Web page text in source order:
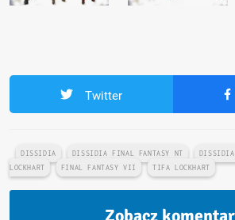
Twitter
DISSIDIA DISSIDIA FINAL FANTASY NT
LOCKHART
FINAL FANTASY VII TIFA LOCKHART
Zobacz